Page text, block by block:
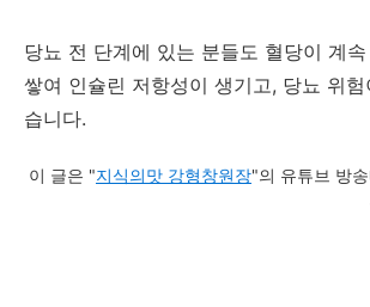
당뇨 전 단계에 있는 분들도 혈당이 계
쌓여 인슐린 저항성이 생기고, 당뇨 위
습니다.
이 글은 "지식의맛 강형창원장"의 유튜브 방